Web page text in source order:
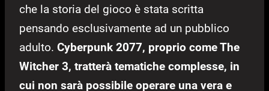
che la storia del gioco è stata scritta
pensando esclusivamente ad un pubblico
adulto. Cyberpunk 2077, proprio come The
Witcher 3, tratterà tematiche complesse, in
cui non sarà possibile operare una vera e